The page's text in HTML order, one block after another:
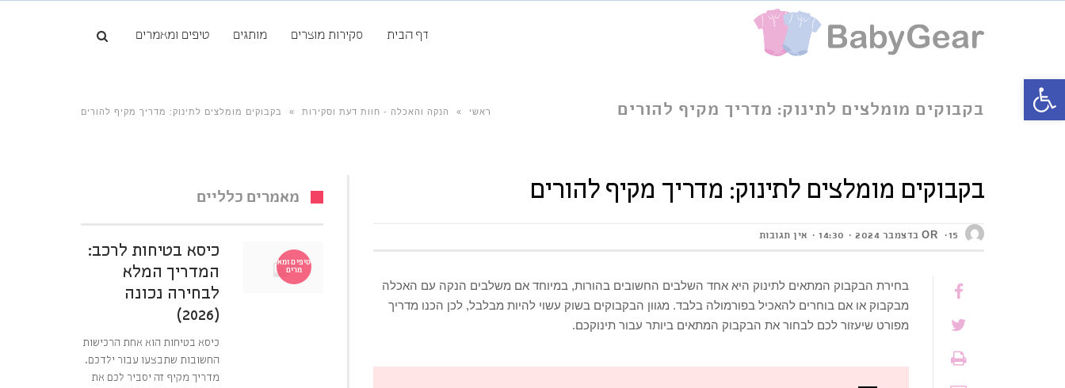
דף הבית סקירות מוצרים מותגים טיפים ומאמרים
בקבוקים מומלצים לתינוק: מדריך מקיף להורים ראשי » הנקה והאכלה - חוות דעת וסקירות » בקבוקים מומלצים לתינוק: מדריך מקיף להורים
בקבוקים מומלצים לתינוק: מדריך מקיף להורים
15 בדצמבר 2024 14:30 אין תגובות
בחירת הבקבוק המתאים לתינוק היא אחד השלבים החשובים בהורות, במיוחד אם משלבים הנקה עם האכלה
מבקבוק או אם בוחרים להאכיל בפורמולה בלבד. מגוון הבקבוקים בשוק עשוי להיות מבלבל, לכן הכנו מדריך
מפורט שיעזור לכם לבחור את הבקבוק המתאים ביותר עבור תינוקכם.
מאמרים כלליים
טיפים ומא
מרים
כיסא בטיחות לרכב:
המדריך המלא
לבחירה נכונה
(2026)
כיסא בטיחות הוא אחת הרכישות
החשובות שתבצעו עבור ילדכם.
מדריך מקיף זה יסביר לכם את
פתח סרגל נגישות